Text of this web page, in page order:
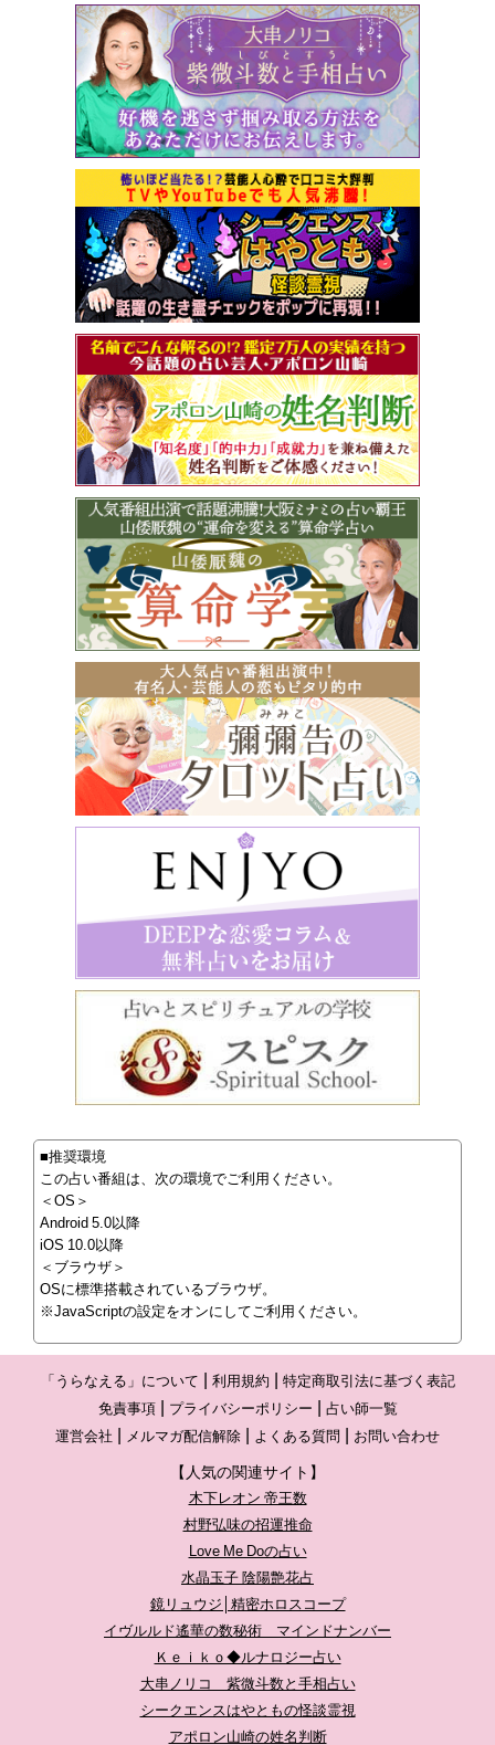
■推奨環境
この占い番組は、次の環境でご利用ください。
＜OS＞
Android 5.0以降
iOS 10.0以降
＜ブラウザ＞
OSに標準搭載されているブラウザ。
※JavaScriptの設定をオンにしてご利用ください。
「うらなえる」について 利用規約
特定商取引法に基づく表記
免責事項
プライバシーポリシー
占い師一覧
運営会社
メルマガ配信解除 よくある質問 お問い合わせ
【人気の関連サイト】
木下レオン 帝王数
村野弘味の招運推命
Love Me Doの占い
水晶玉子 陰陽艶花占
鏡リュウジ│精密ホロスコープ
イヴルルド遙華の数秘術 マインドナンバー
Ｋｅｉｋｏ◆ルナロジー占い
大串ノリコ 紫微斗数と手相占い
シークエンスはやともの怪談霊視
アポロン山崎の姓名判断